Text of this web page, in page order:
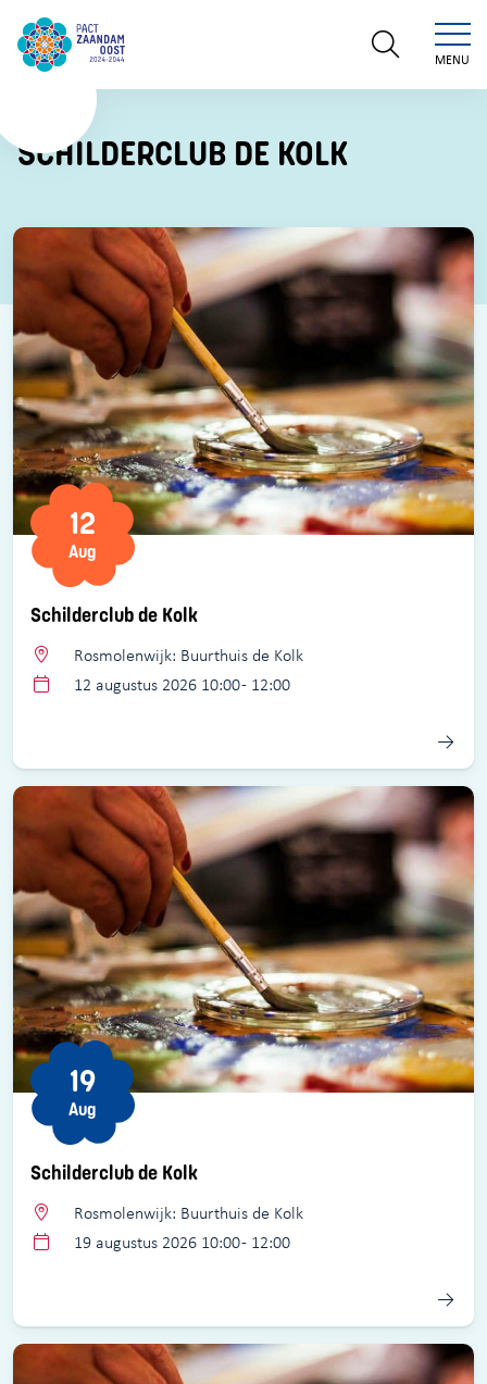
MENU
SCHILDERCLUB DE KOLK
Schilderclub de Kolk
12
Aug
Rosmolenwijk: Buurthuis de Kolk
12 augustus 2026 10:00 - 12:00
Schilderclub de Kolk
19
Aug
Rosmolenwijk: Buurthuis de Kolk
19 augustus 2026 10:00 - 12:00